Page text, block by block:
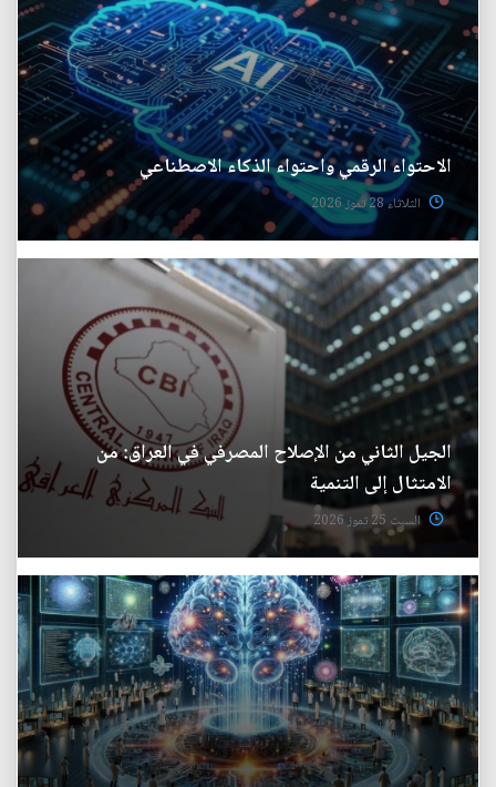
الاحتواء الرقمي واحتواء الذكاء الاصطناعي
الثلاثاء 28 تموز 2026
الجيل الثاني من الإصلاح المصرفي في العراق: من
الامتثال إلى التنمية
السبت 25 تموز 2026